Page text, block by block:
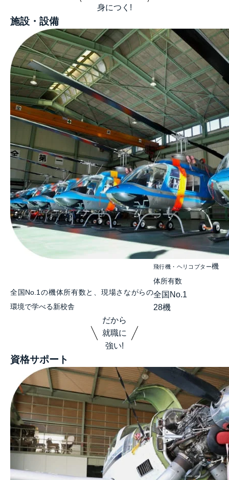
身につく!
施設・設備
全国No.1の機体所有数と、現場さながらの
環境で学べる新校舎
飛行機・ヘリコプター機
体所有数
全国No.1
28機
だから
就職に
強い!
資格サポート